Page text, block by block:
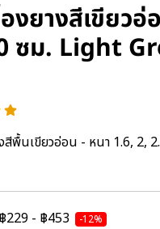
งยางสีเขียว
ซม. Light
สีพื้นเขียวอ่อน - หนา 1.6, 2,
฿229 - ฿453 -12%